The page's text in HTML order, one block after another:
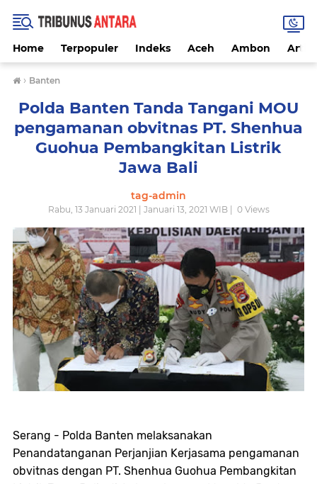
Home Terpopuler Indeks Aceh Ambon
› Banten
Polda Banten Tanda Tangani MOU
pengamanan obvitnas PT. Shenhua
Guohua Pembangkitan Listrik
Jawa Bali
tag-admin
Rabu, 13 Januari 2021 | Januari 13, 2021 WIB | 0Views
Serang - Polda Banten melaksanakan
Penandatanganan Perjanjian Kerjasama pengamanan
obvitnas dengan PT. Shenhua Guohua Pembangkitan